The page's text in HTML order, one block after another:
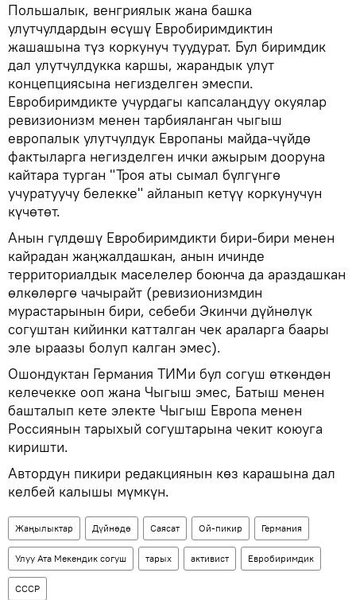
Польшалык, венгриялык жана башка
улутчулдардын өсүшү Евробиримдиктин
жашашына түз коркунуч туудурат. Бул биримдик
дал улутчулдукка каршы, жарандык улут
концепциясына негизделген эмеспи.
Евробиримдикте учурдагы капсалаңдуу окуялар
ревизионизм менен тарбияланган чыгыш
европалык улутчулдук Европаны майда-чүйдө
фактыларга негизделген ички ажырым дооруна
кайтара турган "Троя аты сымал бүлгүнгө
учуратуучу белекке" айланып кетүү коркунучун
күчөтөт.
Анын гүлдөшү Евробиримдикти бири-бири менен
кайрадан жаңжалдашкан, анын ичинде
территориалдык маселелер боюнча да араздашкан
өлкөлөргө чачырайт (ревизионизмдин
мурастарынын бири, себеби Экинчи дүйнөлүк
согуштан кийинки катталган чек араларга баары
эле ыраазы болуп калган эмес).
Ошондуктан Германия ТИМи бул согуш өткөндөн
келечекке ооп жана Чыгыш эмес, Батыш менен
башталып кете электе Чыгыш Европа менен
Россиянын тарыхый согуштарына чекит коюуга
киришти.
Автордун пикири редакциянын көз карашына дал
келбей калышы мүмкүн.
Жаңылыктар Дүйнөдө Саясат Ой-пикир Германия
Улуу Ата Мекендик согуш тарых активист Евробиримдик
СССР